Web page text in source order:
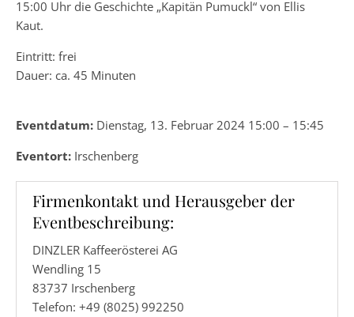
15:00 Uhr die Geschichte „Kapitän Pumuckl“ von Ellis
Kaut.
Eintritt: frei
Dauer: ca. 45 Minuten
Eventdatum: Dienstag, 13. Februar 2024 15:00 – 15:45
Eventort: Irschenberg
Firmenkontakt und Herausgeber der
Eventbeschreibung:
DINZLER Kaffeerösterei AG
Wendling 15
83737 Irschenberg
Telefon: +49 (8025) 992250